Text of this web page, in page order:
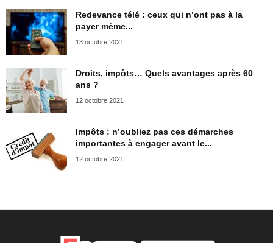
Redevance télé : ceux qui n’ont pas à la
payer même...
13 octobre 2021
Droits, impôts… Quels avantages après 60
ans ?
12 octobre 2021
Impôts : n’oubliez pas ces démarches
importantes à engager avant le...
12 octobre 2021